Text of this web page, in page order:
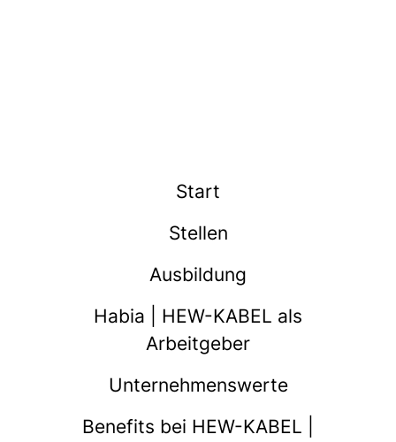
Start
Stellen
Ausbildung
Habia | HEW-KABEL als
Arbeitgeber
Unternehmenswerte
Benefits bei HEW-KABEL |